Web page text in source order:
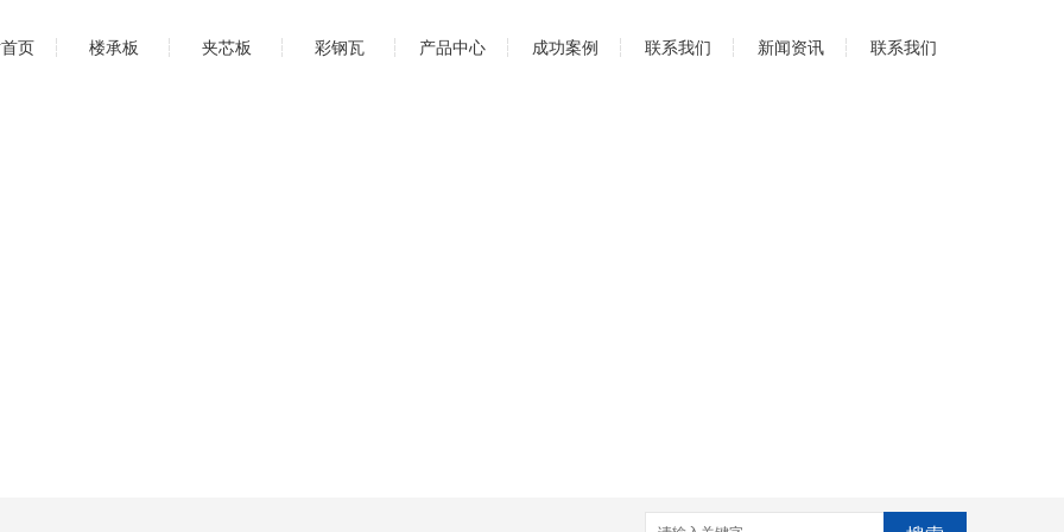
页 楼承板 夹芯板 彩钢瓦 产品中心 成功案例 联系我们 新闻资讯 联系我们